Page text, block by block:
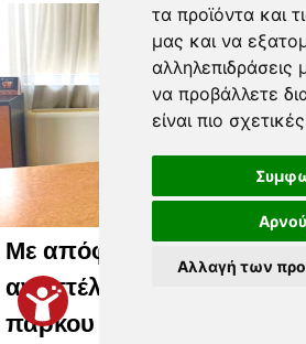
τα προϊόντα και
μας και να
αλληλεπιδράσεις
να προβάλλετε
είναι πιο
Αλλαγή των
Με απόφαση
αναστέλλεται η λειτουργία
πάρκου απ- όπου